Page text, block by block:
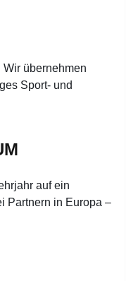
Wir übernehmen
Sport- und
auf ein
Partnern in Europa –